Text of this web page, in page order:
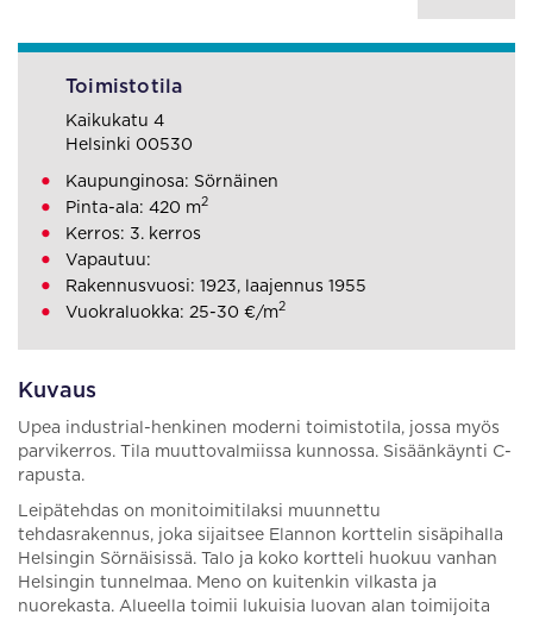
Kuvaus
Upea industrial-henkinen moderni toimistotila, jossa myös
parvikerros. Tila muuttovalmiissa kunnossa. Sisäänkäynti C-
rapusta.
Leipätehdas on monitoimitilaksi muunnettu
tehdasrakennus, joka sijaitsee Elannon korttelin sisäpihalla
Helsingin Sörnäisissä. Talo ja koko kortteli huokuu vanhan
Helsingin tunnelmaa. Meno on kuitenkin vilkasta ja
nuorekasta. Alueella toimii lukuisia luovan alan toimijoita
Toimistotila
Kaikukatu 4
Helsinki 00530
Kaupunginosa: Sörnäinen
Pinta-ala: 420 m2
Kerros: 3. kerros
Vapautuu:
Rakennusvuosi: 1923, laajennus 1955
Vuokraluokka: 25-30 €/m2